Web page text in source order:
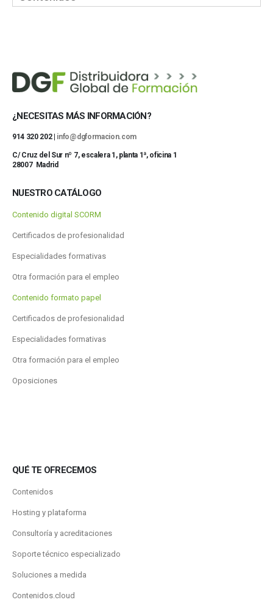
¿NECESITAS MÁS INFORMACIÓN?
914 320 202 | info@dgformacion.com
C/ Cruz del Sur nº 7, escalera 1, planta 1ª, oficina 1
28007 Madrid
NUESTRO CATÁLOGO
Contenido digital SCORM
Certificados de profesionalidad
Especialidades formativas
Otra formación para el empleo
Contenido formato papel
Certificados de profesionalidad
Especialidades formativas
Otra formación para el empleo
Oposiciones
QUÉ TE OFRECEMOS
Contenidos
Hosting y plataforma
Consultoría y acreditaciones
Soporte técnico especializado
Soluciones a medida
Contenidos.cloud